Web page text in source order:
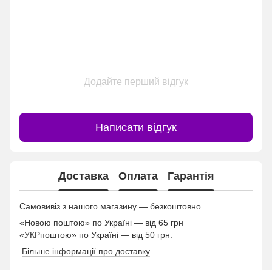
Додайте перший відгук
Написати відгук
Доставка Оплата Гарантія
Самовивіз з нашого магазину — безкоштовно.
«Новою поштою» по Україні — від 65 грн
«УКРпоштою» по Україні — від 50 грн.
Більше інформації про доставку